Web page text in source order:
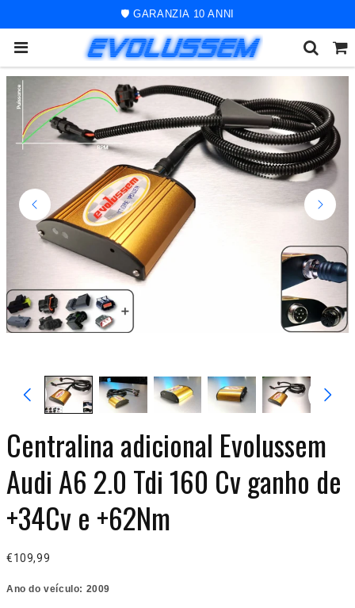
🚀 ORDINE SPEDITO ENTRO 48 ORE
Centralina adicional Evolussem
Audi A6 2.0 Tdi 160 Cv ganho de
+34Cv e +62Nm
€109,99
Ano do veículo: 2009